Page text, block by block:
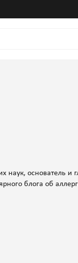
наук, основатель и
блога об